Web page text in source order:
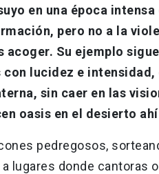
en una época
pero no a la
acoger. Su ejemplo
lucidez e
sin caer en las
oasis en el desierto
pedregosos,
lugares donde cantoras